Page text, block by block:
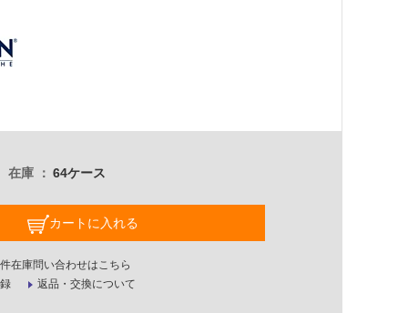
在庫 64ケース
カートに入れる
在庫問い合わせはこちら
返品・交換について